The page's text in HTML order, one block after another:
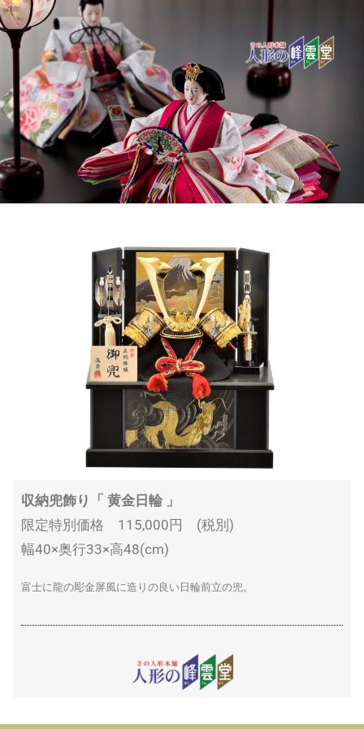
収納兜飾り「 黄金日輪 」
限定特別価格 115,000円 (税別)
幅40×奥行33×高48(cm)
富士に龍の彫金屏風に造りの良い日輪前立の兜。